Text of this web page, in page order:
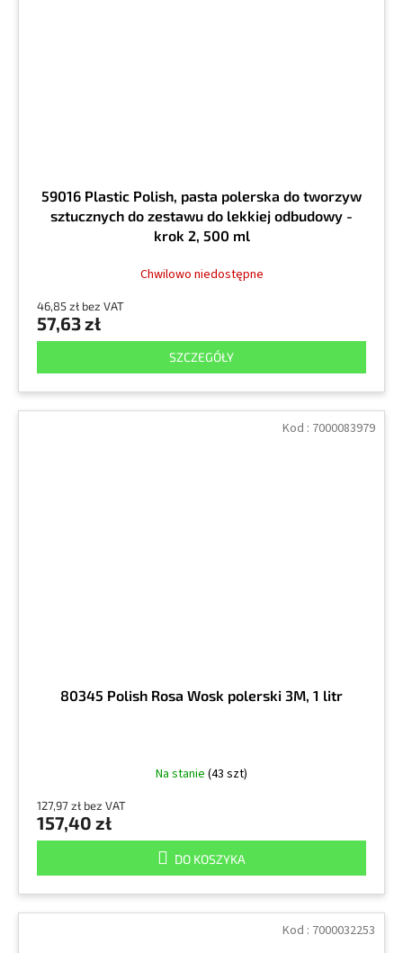
59016 Plastic Polish, pasta polerska do tworzyw
sztucznych do zestawu do lekkiej odbudowy -
krok 2, 500 ml
Chwilowo niedostępne
46,85 zł bez VAT
57,63 zł
SZCZEGÓŁY
80345 Polish Rosa Wosk polerski 3M, 1 litr
Na stanie (43 szt)
127,97 zł bez VAT
157,40 zł
DO KOSZYKA
Kod : 7000083979
Kod : 7000032253